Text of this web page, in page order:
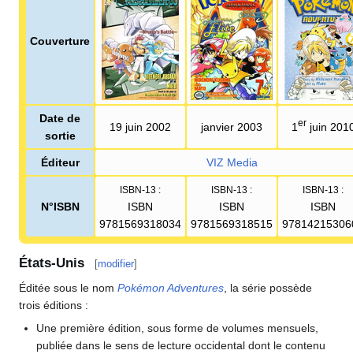
Couverture
Date de
sortie
19 juin 2002 janvier 2003 1 er juin
Éditeur VIZ Media
N°ISBN
ISBN-13 :
ISBN
9781569318034
ISBN-13 :
ISBN
9781569318515
ISBN-13 :
ISBN
États-Unis [modifier]
Éditée sous le nom Pokémon Adventures, la série possède
trois éditions :
Une première édition, sous forme de volumes mensuels,
publiée dans le sens de lecture occidental dont le contenu